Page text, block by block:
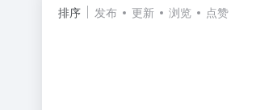
排序 发布 更新 浏览 点赞